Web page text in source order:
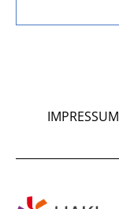
IMPRESSUM